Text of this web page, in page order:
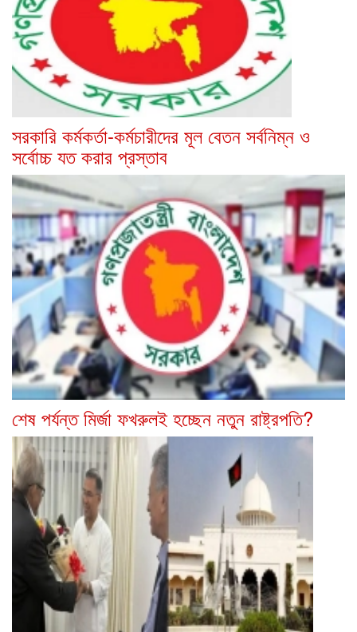
সরকারি কর্মকর্তা-কর্মচারীদের মূল বেতন সর্বনিম্ন ও
সর্বোচ্চ যত করার প্রস্তাব
শেষ পর্যন্ত মির্জা ফখরুলই হচ্ছেন নতুন রাষ্ট্রপতি?